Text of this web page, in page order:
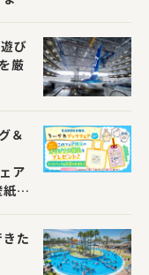
び
厳
＆
ア
は
た